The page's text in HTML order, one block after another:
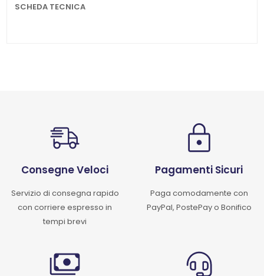
SCHEDA TECNICA
Consegne Veloci
Servizio di consegna rapido
con corriere espresso in
tempi brevi
Pagamenti Sicuri
Paga comodamente con
PayPal, PostePay o Bonifico